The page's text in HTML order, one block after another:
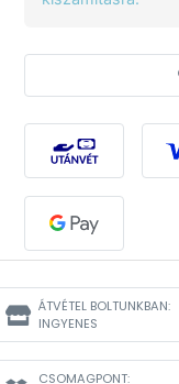
ÁTVÉTEL BOLTUNKBAN:
INGYENES
CSOMAGPONT: